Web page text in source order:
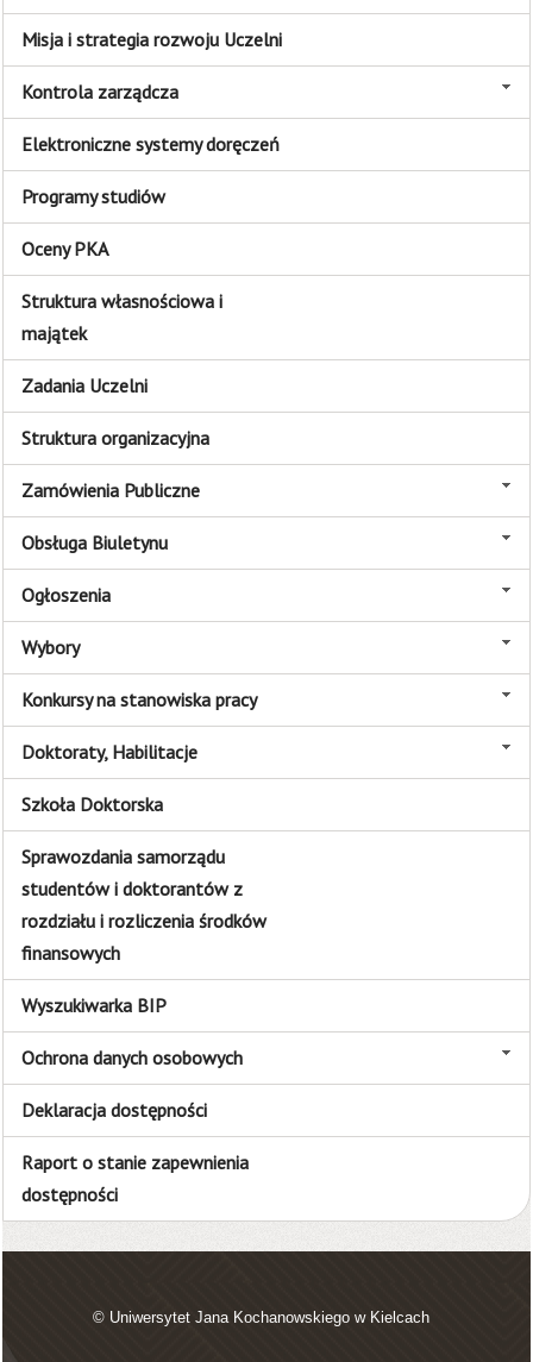
Misja i strategia rozwoju Uczelni
Kontrola zarządcza
Elektroniczne systemy doręczeń
Programy studiów
Oceny PKA
Struktura własnościowa i
majątek
Zadania Uczelni
Struktura organizacyjna
Zamówienia Publiczne
Obsługa Biuletynu
Ogłoszenia
Wybory
Konkursy na stanowiska pracy
Doktoraty, Habilitacje
Szkoła Doktorska
Sprawozdania samorządu
studentów i doktorantów z
rozdziału i rozliczenia środków
finansowych
Wyszukiwarka BIP
Ochrona danych osobowych
Deklaracja dostępności
Raport o stanie zapewnienia
dostępności
© Uniwersytet Jana Kochanowskiego w Kielcach